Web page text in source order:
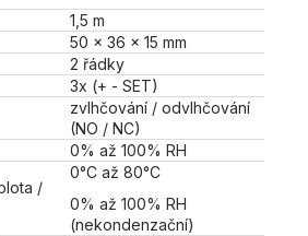
1,5 m
50 x 36 x 15 mm
2 řádky
3x (+ - SET)
zvlhčování / odvlhčování
(NO / NC)
0% až 100% RH
/
0°C až 80°C
0% až 100% RH
(nekondenzační)